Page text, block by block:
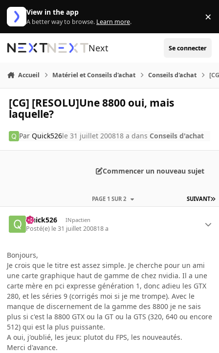
Aller au contenu
View in the app
A better way to browse. Learn more. ×
Next Se connecter
Accueil Matériel et Conseils d'achat Conseils d'achat
[CG] [RESOLU]Une 8800 oui, mais
laquelle?
ParQuick526le 31 juillet 200818 a dans Conseils d'achat
Commencer un nouveau sujet
SUIVANT
PAGE 1 SUR 2
Quick526 INpactien
Posté(e) le 31 juillet 200818 a
Bonjours,
Je crois que le titre est assez simple. Je cherche pour un ami
une carte graphique haut de gamme de chez nvidia. Il a une
carte mère en pci expresse génération 1, donc adieu les GTX
280, et les séries 9 (corrigés moi si je me trompe). Avec le
manque de discernement de la gamme des 8800 je ne sais
plus si c'est la 8800 GTX ou la GT ou la GTS (320, 640 ou encore
512) qui est la plus puissante.
A oui, j'oublié, les jeux: plutot du FPS, les nouveautés.
Merci d'avance.